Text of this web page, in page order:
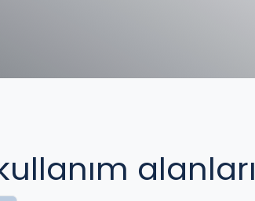
alanları